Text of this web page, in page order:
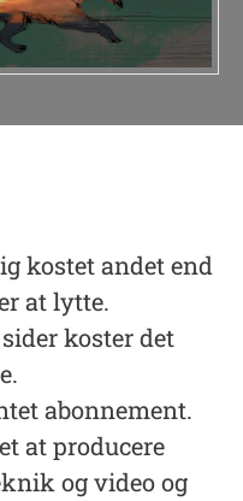
kostet andet end
at lytte.
koster det
abonnement.
at producere
og video og